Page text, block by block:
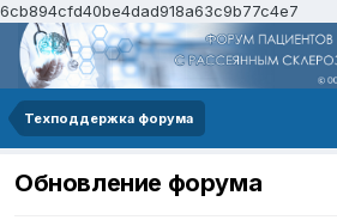
6cb894cfd40be4dad918a63c9b77c4e7
Техподдержка форума
Обновление форума